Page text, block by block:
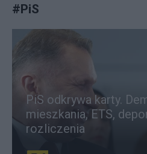
#PiS
PiS odkrywa karty.
mieszkania, ETS,
rozliczenia